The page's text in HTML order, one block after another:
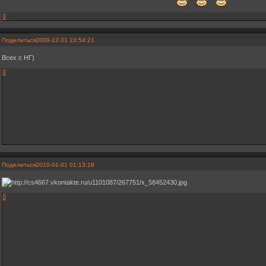
0
Поделиться2009-12-31 23:54:21
Всех с НГ)
0
Поделиться2010-01-01 01:13:18
0